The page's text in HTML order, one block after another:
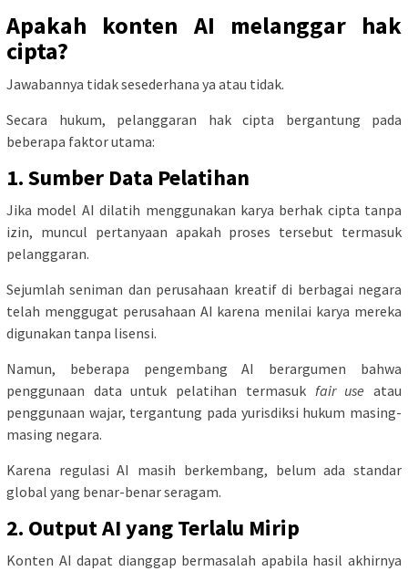
Apakah konten AI melanggar hak
cipta?
Jawabannya tidak sesederhana ya atau tidak.
Secara hukum, pelanggaran hak cipta bergantung pada
beberapa faktor utama:
1. Sumber Data Pelatihan
Jika model AI dilatih menggunakan karya berhak cipta tanpa
izin, muncul pertanyaan apakah proses tersebut termasuk
pelanggaran.
Sejumlah seniman dan perusahaan kreatif di berbagai negara
telah menggugat perusahaan AI karena menilai karya mereka
digunakan tanpa lisensi.
Namun, beberapa pengembang AI berargumen bahwa
penggunaan data untuk pelatihan termasuk fair use atau
penggunaan wajar, tergantung pada yurisdiksi hukum masing-
masing negara.
Karena regulasi AI masih berkembang, belum ada standar
global yang benar-benar seragam.
2. Output AI yang Terlalu Mirip
Konten AI dapat dianggap bermasalah apabila hasil akhirnya